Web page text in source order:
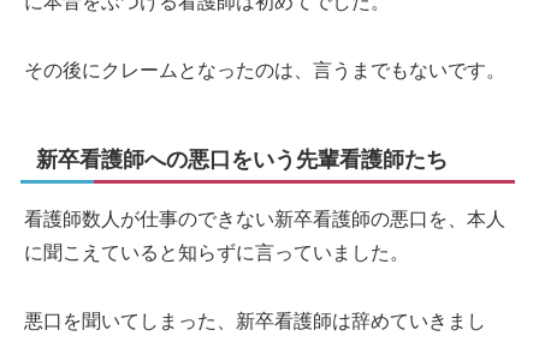
その後にクレームとなったのは、言うまでもないです。
新卒看護師への悪口をいう先輩看護師たち
看護師数人が仕事のできない新卒看護師の悪口を、本人
に聞こえていると知らずに言っていました。
悪口を聞いてしまった、新卒看護師は辞めていきまし